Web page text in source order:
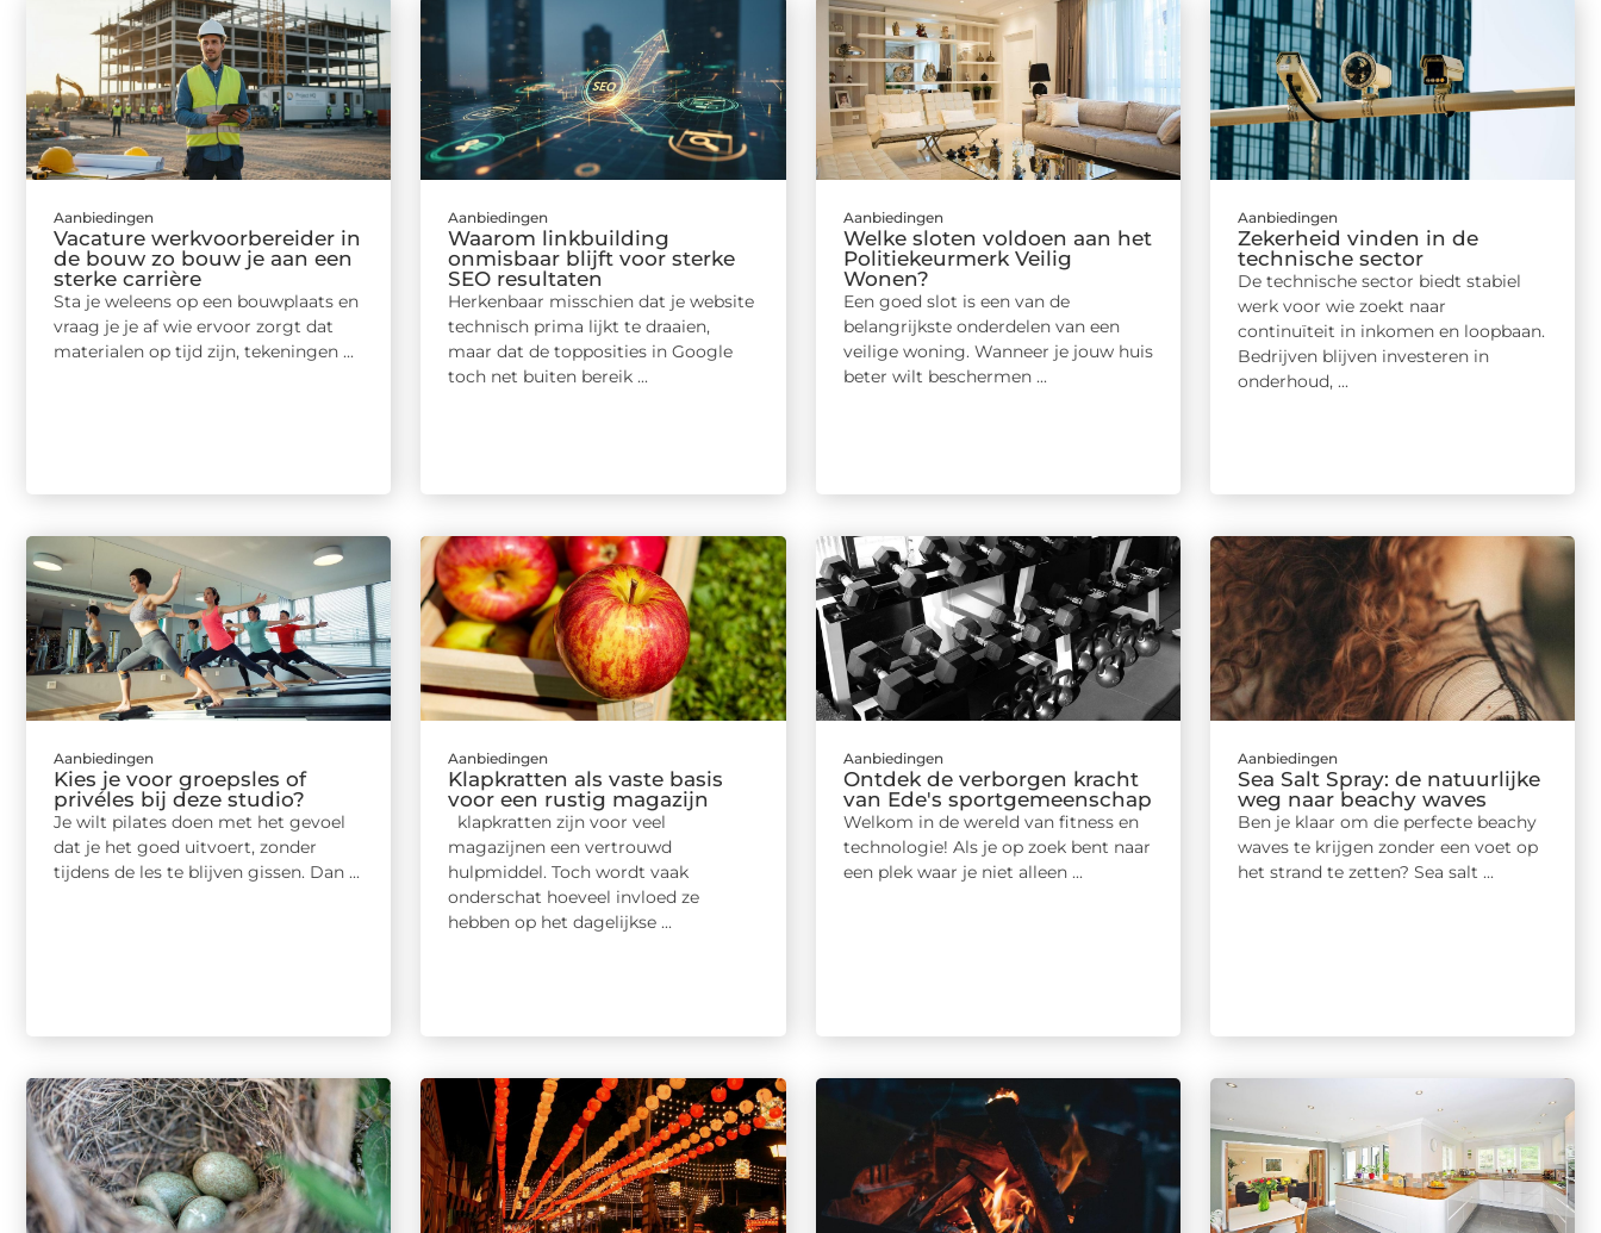
Aanbiedingen
Vacature werkvoorbereider in
de bouw zo bouw je aan een
sterke carrière
Sta je weleens op een bouwplaats en
vraag je je af wie ervoor zorgt dat
materialen op tijd zijn, tekeningen ...
Aanbiedingen
Waarom linkbuilding
onmisbaar blijft voor sterke
SEO resultaten
Herkenbaar misschien dat je website
technisch prima lijkt te draaien,
maar dat de topposities in Google
toch net buiten bereik ...
Aanbiedingen
Welke sloten voldoen aan het
Politiekeurmerk Veilig
Wonen?
Een goed slot is een van de
belangrijkste onderdelen van een
veilige woning. Wanneer je jouw huis
beter wilt beschermen ...
Aanbiedingen
Zekerheid vinden in de
technische sector
De technische sector biedt stabiel
werk voor wie zoekt naar
continuïteit in inkomen en loopbaan.
Bedrijven blijven investeren in
onderhoud, ...
Aanbiedingen
Kies je voor groepsles of
privéles bij deze studio?
Je wilt pilates doen met het gevoel
dat je het goed uitvoert, zonder
tijdens de les te blijven gissen. Dan ...
Aanbiedingen
Klapkratten als vaste basis
voor een rustig magazijn
klapkratten zijn voor veel
magazijnen een vertrouwd
hulpmiddel. Toch wordt vaak
onderschat hoeveel invloed ze
hebben op het dagelijkse ...
Aanbiedingen
Ontdek de verborgen kracht
van Ede's sportgemeenschap
Welkom in de wereld van fitness en
technologie! Als je op zoek bent naar
een plek waar je niet alleen ...
Aanbiedingen
Sea Salt Spray: de natuurlijke
weg naar beachy waves
Ben je klaar om die perfecte beachy
waves te krijgen zonder een voet op
het strand te zetten? Sea salt ...